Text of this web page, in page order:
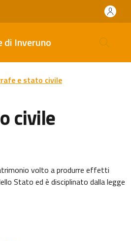
di Inveruno
e stato civile
civile
volto a produrre effetti
Stato ed è disciplinato dalla legge